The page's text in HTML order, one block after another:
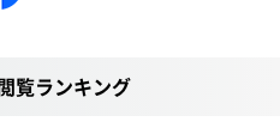
覧ランキング